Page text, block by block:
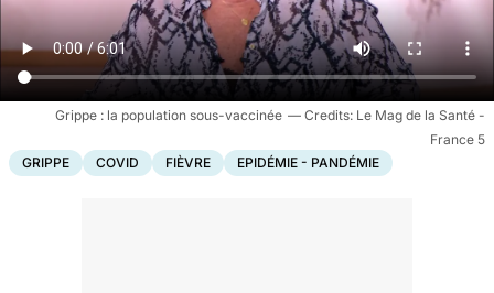
Grippe : la population sous-vaccinée
Le Mag de la Santé -
France 5
GRIPPE
COVID FIÈVRE EPIDÉMIE - PANDÉMIE